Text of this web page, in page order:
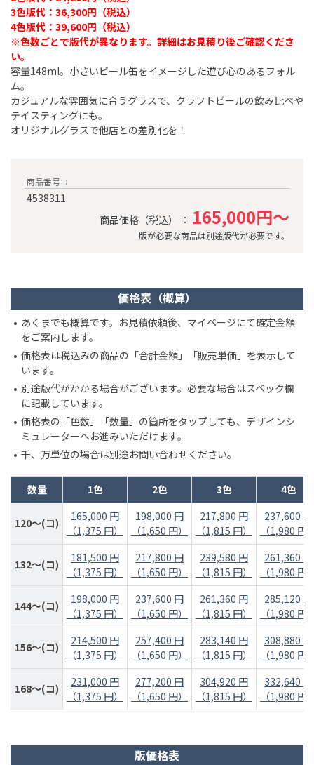
3色版代：36,300円（税込）​
4色版代：39,600円（税込）​
※色数ごとで版代が異なります。詳細はお見積り後ご確認くださ
い。
容量148ml。小さいビール缶をイメージした遊び心のあるフォル
ム。
カジュアルな雰囲気に合うグラスで、クラフトビールの飲み比べや
テイスティングにも。
オリジナルグラスで他店との差別化を！
商品番号 ：
4538311
商品価格（税込） ： 165,000円～
版が必要な商品は別途版代が必要です。
価格表（概算）
あくまでも概算です。お見積依頼後、マイページにて確定金額
をご案内します。
価格表は税込みの商品の「合計金額」「販売単価」を表示して
います。
別途版代がかかる場合がございます。必要な場合はスペック欄
に記載しています。
価格表の「色数」「数量」の箇所をタップしても、デザインシ
ミュレーターへお進みいただけます。
千、万単位の場合は別途お問い合わせください。
数量 1色 2色 3色 4色
120～(コ)
165,000 円
（1,375 円）
198,000 円
（1,650 円）
217,800 円
（1,815 円）
237,600 円
（1,980 円
132～(コ)
181,500 円
（1,375 円）
217,800 円
（1,650 円）
239,580 円
（1,815 円）
261,360 円
（1,980 円
144～(コ)
198,000 円
（1,375 円）
237,600 円
（1,650 円）
261,360 円
（1,815 円）
285,120 円
（1,980 円
156～(コ)
214,500 円
（1,375 円）
257,400 円
（1,650 円）
283,140 円
（1,815 円）
308,880 円
（1,980 円
168～(コ)
231,000 円
（1,375 円）
277,200 円
（1,650 円）
304,920 円
（1,815 円）
332,640 円
（1,980 円
版価格表